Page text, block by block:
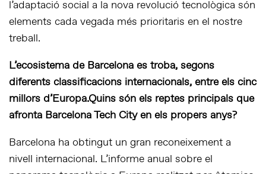
l’adaptació social a la nova revolució tecnològica són
elements cada vegada més prioritaris en el nostre
treball.
L’ecosistema de Barcelona es troba, segons
diferents classificacions internacionals, entre els cinc
millors d’Europa.Quins són els reptes principals que
afronta Barcelona Tech City en els propers anys?
Barcelona ha obtingut un gran reconeixement a
nivell internacional. L’informe anual sobre el